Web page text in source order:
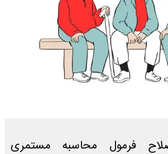
فرمول محاسبه مستمری